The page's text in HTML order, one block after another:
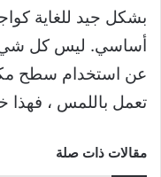
بشكل جيد للغاية
أساسي. ليس كل شيء
عن استخدام سطح
تعمل باللمس ، فهذا
مقالات ذات صلة